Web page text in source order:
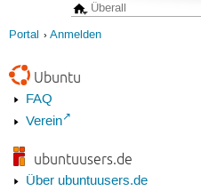
Portal Anmelden
Ubuntu
FAQ
Verein
ubuntuusers.de
Über ubuntuusers.de